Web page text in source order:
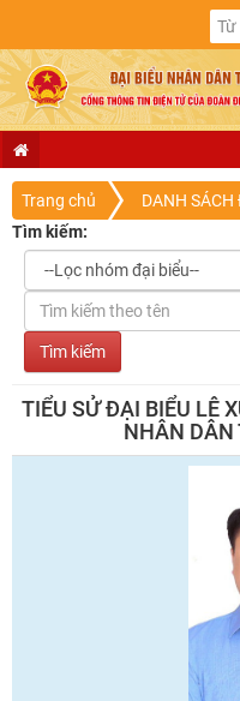
Trang chủ
DANH SÁCH
Tìm kiếm:
TIỂU SỬ ĐẠI BIỂU LÊ
NHÂN DÂN